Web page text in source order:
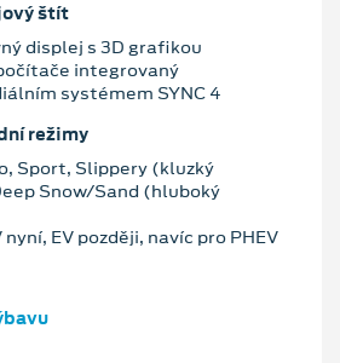
štít
displej s 3D grafikou
integrovaný
systémem SYNC 4
režimy
Sport, Slippery (kluzký
Snow/Sand (hluboký
nyní, EV později, navíc pro PHEV